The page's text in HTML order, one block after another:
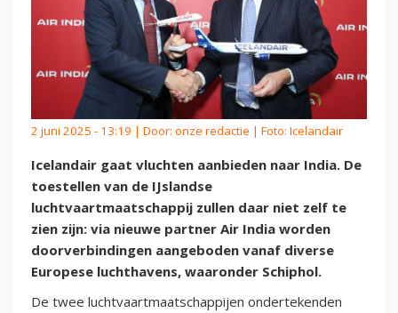
2 juni 2025 - 13:19 | Door: onze redactie | Foto: Icelandair
Icelandair gaat vluchten aanbieden naar India. De
toestellen van de IJslandse
luchtvaartmaatschappij zullen daar niet zelf te
zien zijn: via nieuwe partner Air India worden
doorverbindingen aangeboden vanaf diverse
Europese luchthavens, waaronder Schiphol.
De twee luchtvaartmaatschappijen ondertekenden